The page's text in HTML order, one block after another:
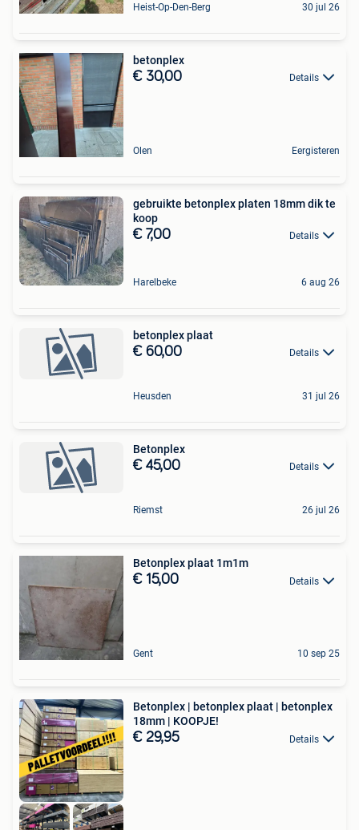
Heist-Op-Den-Berg 30 jul 26
betonplex
€ 30,00 Details
Olen Eergisteren
gebruikte betonplex platen 18mm dik te
koop
€ 7,00 Details
Harelbeke 6 aug 26
betonplex plaat
€ 60,00 Details
Heusden 31 jul 26
Betonplex
€ 45,00 Details
Riemst 26 jul 26
Betonplex plaat 1m1m
€ 15,00 Details
Gent 10 sep 25
Betonplex | betonplex plaat | betonplex
18mm | KOOPJE!
€ 29,95 Details